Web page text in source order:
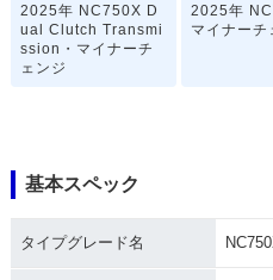
2025年 NC750X D
ual Clutch Transmi
ssion・マイナーチ
ェンジ
2025年
マイナーチ
2025年 NC750X
2023年
基本スペック
タイプグレード名